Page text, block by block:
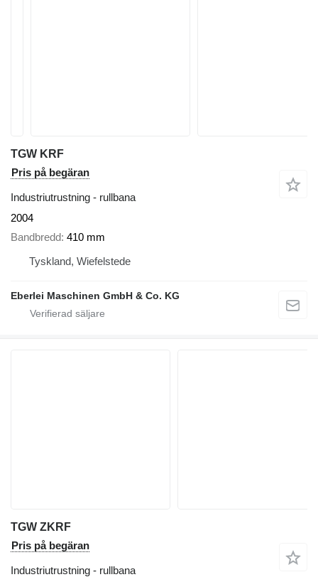
TGW KRF
Pris på begäran
Industriutrustning - rullbana
2004
Bandbredd 410 mm
Tyskland, Wiefelstede
Eberlei Maschinen GmbH & Co. KG
TGW ZKRF
Pris på begäran
Industriutrustning - rullbana